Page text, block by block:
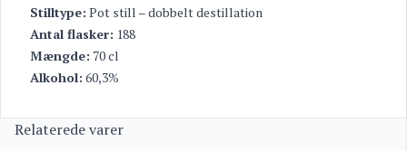
Stilltype: Pot still – dobbelt destillation
Antal flasker: 188
Mængde: 70 cl
Alkohol: 60,3%
Relaterede varer